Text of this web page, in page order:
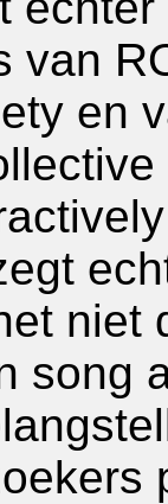
van
en
niet
song